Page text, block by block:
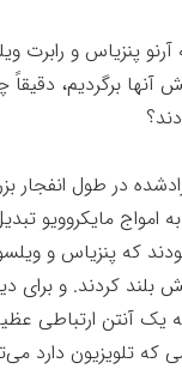
آرنو پنزیاس و رابرت
برگردیم، دقیقاً
در طول انفجار
امواج مایکروویو
که پنزیاس و
کردند. و برای
آنتن ارتباطی
که تلویزیون دارد